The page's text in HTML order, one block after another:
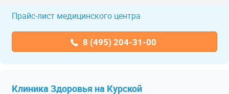
Прайс-лист медицинского центра
8 (495) 204-31-00
Клиника Здоровья на Курской